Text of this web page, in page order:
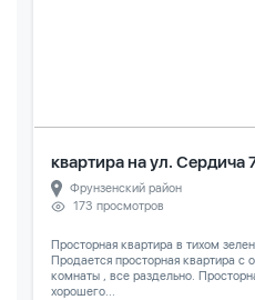
квартира на ул. Сердича
Фрунзенский район
173 просмотров
Просторная квартира в тихом
Продается просторная квартира с
комнаты , все раздельно.
хорошего...